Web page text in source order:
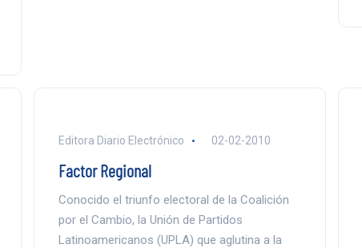
Editora Diario Electrónico 02-02-2010
Factor Regional
Conocido el triunfo electoral de la Coalición
por el Cambio, la Unión de Partidos
Latinoamericanos (UPLA) que aglutina a la